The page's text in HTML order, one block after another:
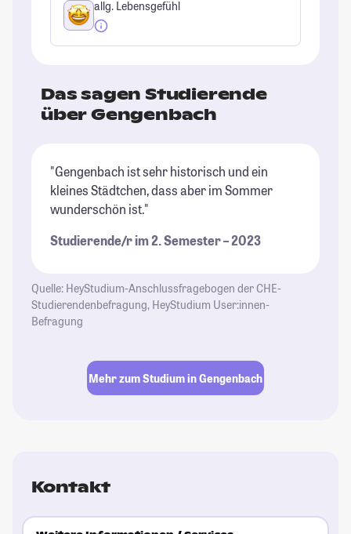
allg. Lebensgefühl
Das sagen Studierende
über Gengenbach
"Gengenbach ist sehr historisch und ein
kleines Städtchen, dass aber im Sommer
wunderschön ist."
Studierende/r im 2. Semester – 2023
Quelle: HeyStudium-Anschlussfragebogen der CHE-
Studierendenbefragung, HeyStudium User:innen-
Befragung
Mehr zum Studium in Gengenbach
Kontakt